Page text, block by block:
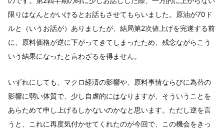
限りはなんとかいけるとお話もさせてもらいました。原油が70ド
ルと（いうお話が）ありましたが、結局第2次値上げを完遂する前
に、原料価格が逆に下がってきてしまったため、残念ながらこう
いう結果になったと言わざるを得ません。
いずれにしても、マクロ経済の影響や、原料事情ならびに為替の
影響に弱い体質で、少し自虐的にはなりますが、そういうことを
あらためて申し上げるしかないのかなと思います。ただし逆を言
うと、これに再度気付かせてくれたのが今回で、この機会をきっ